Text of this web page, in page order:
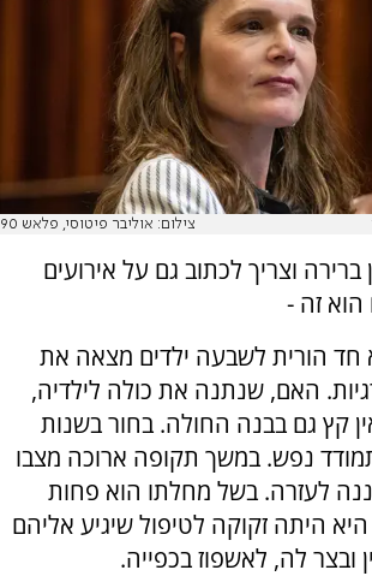
צילום: אוליבר פיטוסי, פלאש 90
ברירה וצריך לכתוב גם על אירועים
זה -
חד הורית לשבעה ילדים מצאה את
האם, שנתנה את כולה לילדיה,
קץ גם בבנה החולה. בחור בשנות
נפש. במשך תקופה ארוכה מצבו
לעזרה. בשל מחלתו הוא פחות
היתה זקוקה לטיפול שיגיע אליהם
ובצר לה, לאשפוז בכפייה.